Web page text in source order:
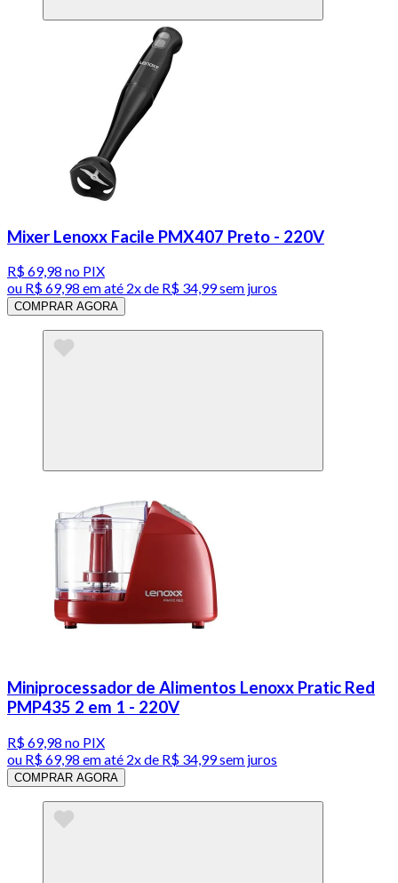
Mixer Lenoxx Facile PMX407 Preto - 220V
R$ 69,98 no PIX
ou R$ 69,98 em até 2x de R$ 34,99 sem juros
COMPRAR AGORA
Miniprocessador de Alimentos Lenoxx Pratic Red
PMP435 2 em 1 - 220V
R$ 69,98 no PIX
ou R$ 69,98 em até 2x de R$ 34,99 sem juros
COMPRAR AGORA